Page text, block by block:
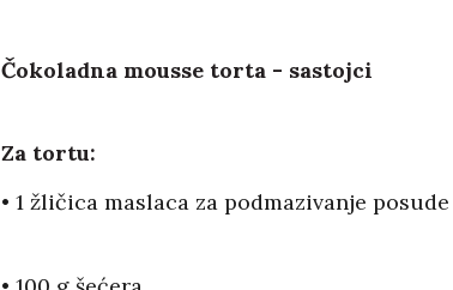
Čokoladna mousse torta - sastojci
Za tortu:
• 1 žličica maslaca za podmazivanje posude